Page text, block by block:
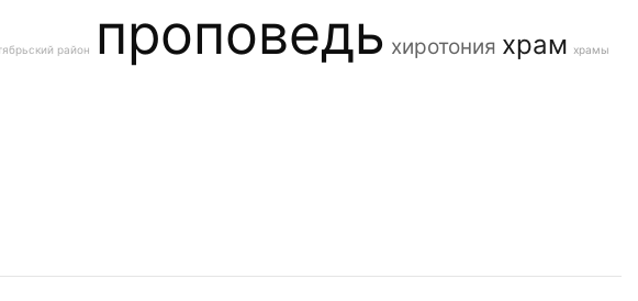
район проповедь хиротония храм храмы